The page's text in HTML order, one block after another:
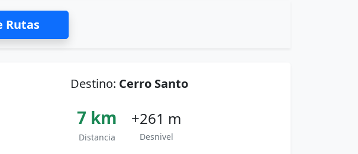
Rutas
Destino: Cerro Santo
7 km
Distancia
+261 m
Desnivel